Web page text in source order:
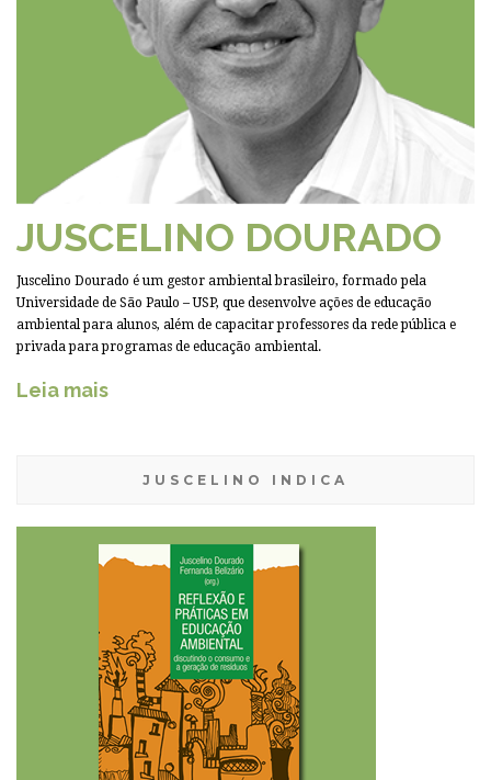
JUSCELINO DOURADO
Juscelino Dourado é um gestor ambiental brasileiro, formado pela
Universidade de São Paulo – USP, que desenvolve ações de educação
ambiental para alunos, além de capacitar professores da rede pública e
privada para programas de educação ambiental.
Leia mais
JUSCELINO INDICA